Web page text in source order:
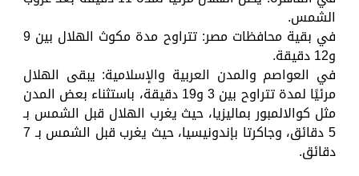
الشمس.
في بقية محافظات مصر: تتراوح مدة مكوث الهلال بين 9
و12 دقيقة.
في العواصم والمدن العربية والإسلامية: يبقى الهلال
مرئيًا لمدة تتراوح بين 3 و19 دقيقة، باستثناء بعض المدن
مثل كوالالمبور بماليزيا، حيث يغرب الهلال قبل الشمس بـ
5 دقائق، وجاكرتا بإندونيسيا، حيث يغرب قبل الشمس بـ 7
دقائق.